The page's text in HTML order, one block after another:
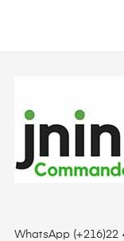
WhatsApp (+216)22